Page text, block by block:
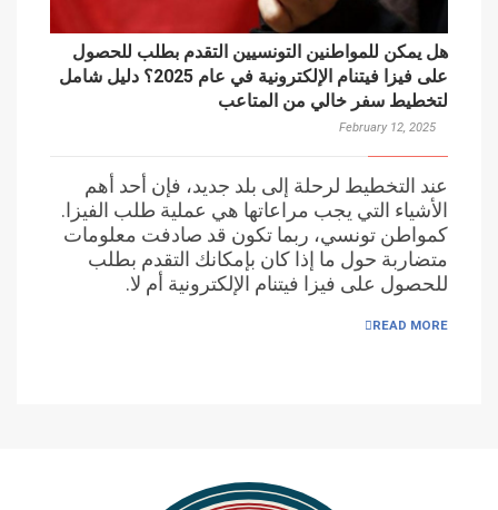
هل يمكن للمواطنين التونسيين التقدم بطلب للحصول
على فيزا فيتنام الإلكترونية في عام 2025؟ دليل شامل
لتخطيط سفر خالي من المتاعب
February 12, 2025
عند التخطيط لرحلة إلى بلد جديد، فإن أحد أهم
الأشياء التي يجب مراعاتها هي عملية طلب الفيزا.
كمواطن تونسي، ربما تكون قد صادفت معلومات
متضاربة حول ما إذا كان بإمكانك التقدم بطلب
للحصول على فيزا فيتنام الإلكترونية أم لا.
READ MORE